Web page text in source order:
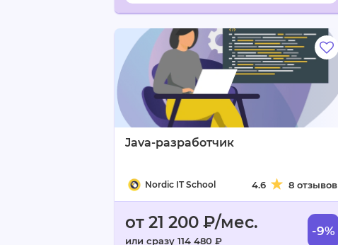
Java-разработчик
Nordic IT School 4.6 8 отзывов
от 21 200 ₽/мес.
или сразу 114 480 ₽
-9%